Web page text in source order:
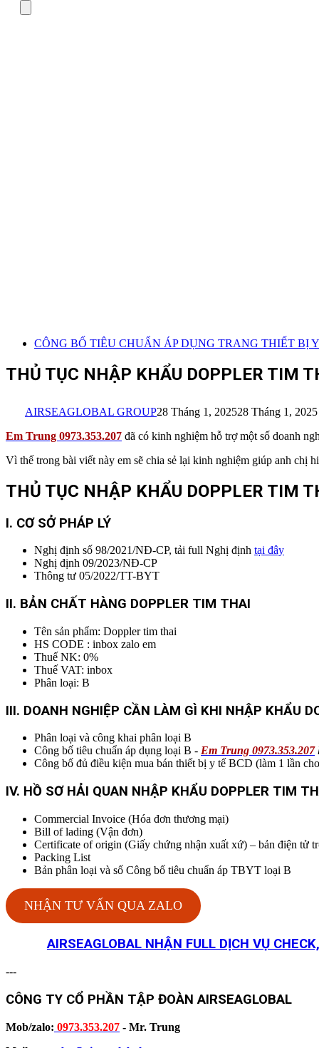
CÔNG BỐ TIÊU CHUẨN ÁP DỤNG TRANG THIẾT BỊ
THỦ TỤC NHẬP KHẨU DOPPLER TIM
AIRSEAGLOBAL GROUP28 Tháng 1, 202528 Tháng 1, 2025
Em Trung 0973.353.207 đã có kinh nghiệm hỗ trợ một số doanh
Vì thế trong bài viết này em sẽ chia sẻ lại kinh nghiệm giúp anh chị
THỦ TỤC NHẬP KHẨU DOPPLER TIM
I. CƠ SỞ PHÁP LÝ
Nghị định số 98/2021/NĐ-CP, tải full Nghị định tại đây
Nghị định 09/2023/NĐ-CP
Thông tư 05/2022/TT-BYT
II. BẢN CHẤT HÀNG DOPPLER TIM THAI
Tên sản phẩm: Doppler tim thai
HS CODE : inbox zalo em
Thuế NK: 0%
Thuế VAT: inbox
Phân loại: B
III. DOANH NGHIỆP CẦN LÀM GÌ KHI NHẬP KHẨU
Phân loại và công khai phân loại B
Công bố tiêu chuẩn áp dụng loại B - Em Trung 0973.353.207
Công bố đủ điều kiện mua bán thiết bị y tế BCD (làm 1 lần
IV. HỒ SƠ HẢI QUAN NHẬP KHẨU DOPPLER TIM
Commercial Invoice (Hóa đơn thương mại)
Bill of lading (Vận đơn)
Certificate of origin (Giấy chứng nhận xuất xứ) – bản điện tử
Packing List
Bản phân loại và số Công bố tiêu chuẩn áp TBYT loại B
NHẬN TƯ VẤN QUA ZALO
AIRSEAGLOBAL NHẬN FULL DỊCH VỤ
---
CÔNG TY CỔ PHẦN TẬP ĐOÀN AIRSEAGLOBAL
Mob/zalo: 0973.353.207 - Mr. Trung